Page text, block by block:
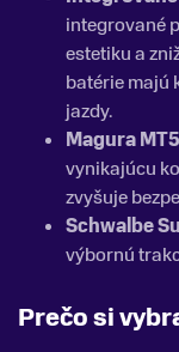
integrované
estetiku a
batérie majú
jazdy.
Magura
vynikajúcu
zvyšuje
Schwalbe
výbornú
Prečo si